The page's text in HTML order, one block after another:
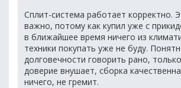
Сплит-система работает корректно.
важно, потому как купил уже с
в ближайшее время ничего из
техники покупать уже не буду.
долговечности говорить рано,
доверие внушает, сборка
ничего, не гремит.